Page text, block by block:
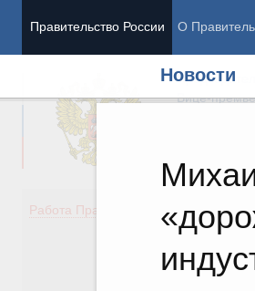
Правительство России О
Новости
Вице-
Работа Правительства